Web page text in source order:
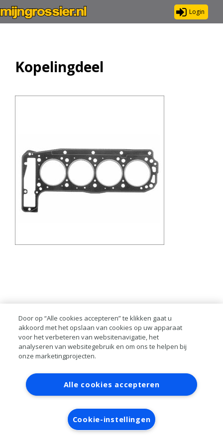
Login
Kopelingdeel
Contact Account aanvragen
Inloggen
RAI bestanden
Privacy
Algemene
voorwaarden
Verwerkersovereenkomst
Door op “Alle cookies accepteren” te klikken gaat u
akkoord met het opslaan van cookies op uw apparaat
voor het verbeteren van websitenavigatie, het
analyseren van websitegebruik en om ons te helpen bij
onze marketingprojecten.
Alle cookies accepteren
Cookie-instellingen